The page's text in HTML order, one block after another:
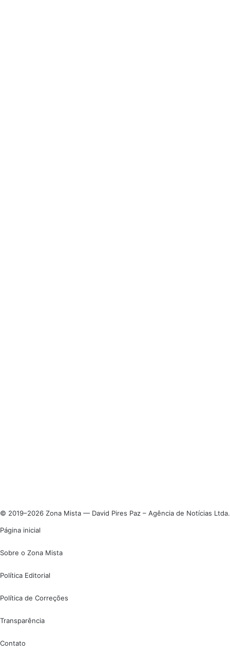
© 2019–2026 Zona Mista — David Pires Paz – Agência de Notícias Ltda.
Página inicial
Sobre o Zona Mista
Política Editorial
Política de Correções
Transparência
Contato